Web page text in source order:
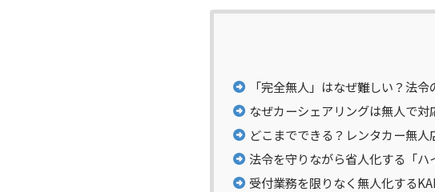
「完全無人」はなぜ難しい？法
なぜカーシェアリングは無人で
どこまでできる？レンタカー無人
法令を守りながら省人化する「ハ
受付業務を限りなく無人化する